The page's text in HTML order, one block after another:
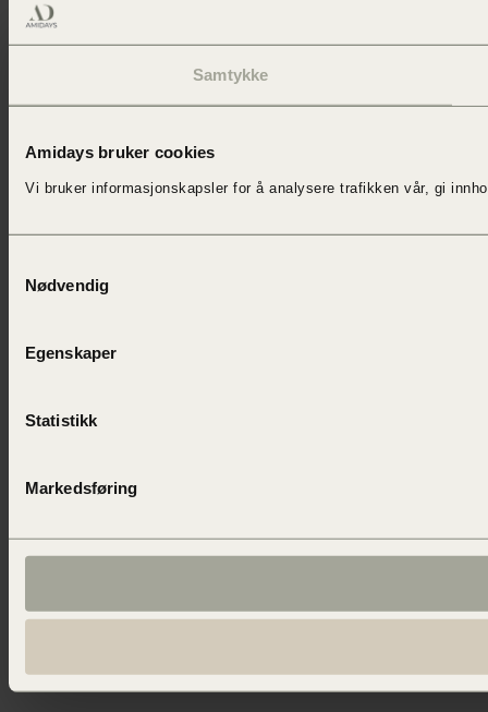
Samtykke
Amidays bruker cookies
Vi bruker informasjonskapsler for å analysere trafikken vår, gi
Nødvendig
Egenskaper
Statistikk
Markedsføring